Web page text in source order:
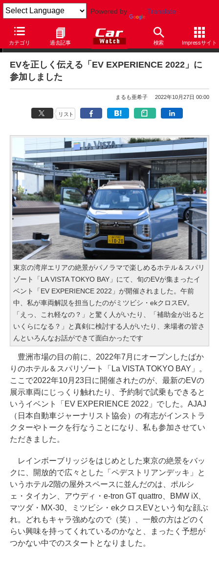
Powered by Translate
カテゴリ 過去記事 検索 Impressサイト
まるも亜希子の「寄り道日和」
EVを正しく伝える「EV EXPERIENCE 2022」に
参加しました
まるも亜希子 2022年10月27日 00:00
リスト
東京の湾岸エリアの絶景がパノラマで楽しめるホテル＆スパリ
ゾート「LA VISTA TOKYO BAY」にて、旬のEVが集まったイ
ベント「EV EXPERIENCE 2022」が開催されました。午前
中、私が車両解説を担当したのがミツビシ・ekクロスEV。
「えっ、これ軽なの？」と驚く人がいたり、「補助金が出ると
いくらになる？」と真剣に検討する人がいたり、来場者の皆さ
んといろんなお話ができて面白かったです
豊洲市場の目の前に、2022年7月にオープンしたばか
りのホテル＆スパリゾート「La VISTA TOKYO BAY」。
ここで2022年10月23日に開催されたのが、最新のEVの
展示車両にじっくり触れたり、予約制で試乗もできると
いうイベント「EV EXPERIENCE 2022」でした。AJAJ
（日本自動車ジャーナリスト協会）の有志がインストラ
クターやトークを行なうことになり、私も参加させてい
ただきました。
レインボーブリッジをはじめとした東京の絶景をバッ
クに、開放的で広々とした「ペデストリアンデッキ」と
いうホテル2階の屋外スペースに並んだのは、ポルシ
ェ・タイカン、アウディ・e-tron GT quattro、BMW iX、
マツダ・MX-30、ミツビシ・ekクロスEVという旬な顔ぶ
れ。どれもキャラ強めなので（笑）、一般の方はどのく
らい興味を持ってくれているのかなと、まったく予想が
つかない中でのスタートとなりました。